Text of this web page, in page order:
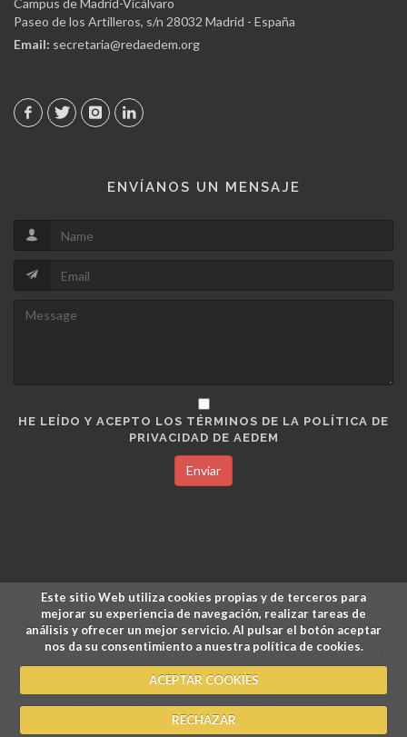
Campus de Madrid-Vicálvaro
Paseo de los Artilleros, s/n 28032 Madrid - España
Email: secretaria@redaedem.org
ENVÍANOS UN MENSAJE
HE LEÍDO Y ACEPTO LOS TÉRMINOS DE LA POLÍTICA DE
PRIVACIDAD DE AEDEM
Enviar
Copyrights © Academia Europea de Dirección y Economía de la
Empresa.
Inicio / Aviso Legal / Política de Privacidad /
Política de Cookies / Pagos y Devoluciones
Este sitio Web utiliza cookies propias y de terceros para
mejorar su experiencia de navegación, realizar tareas de
análisis y ofrecer un mejor servicio. Al pulsar el botón aceptar
nos da su consentimiento a nuestra política de cookies.
ACEPTAR COOKIES
RECHAZAR